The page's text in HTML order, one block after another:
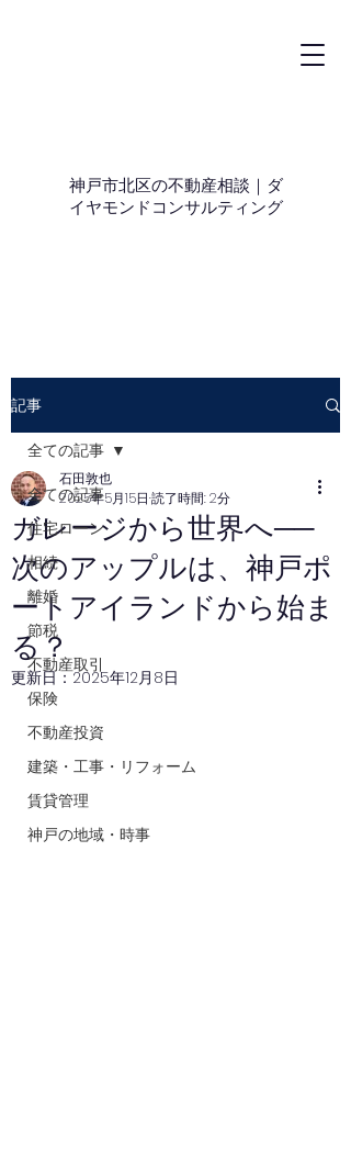
神戸市北区の不動産相談｜ダ
イヤモンドコンサルティング
記事
全ての記事
住宅ローン
相続
離婚
節税
不動産取引
保険
不動産投資
建築・工事・リフォーム
賃貸管理
神戸の地域・時事
全ての記事
ガレージから世界へ──
次のアップルは、神戸ポ
ートアイランドから始ま
る？
石田敦也
2025年5月15日 読了時間: 2分
更新日：2025年12月8日